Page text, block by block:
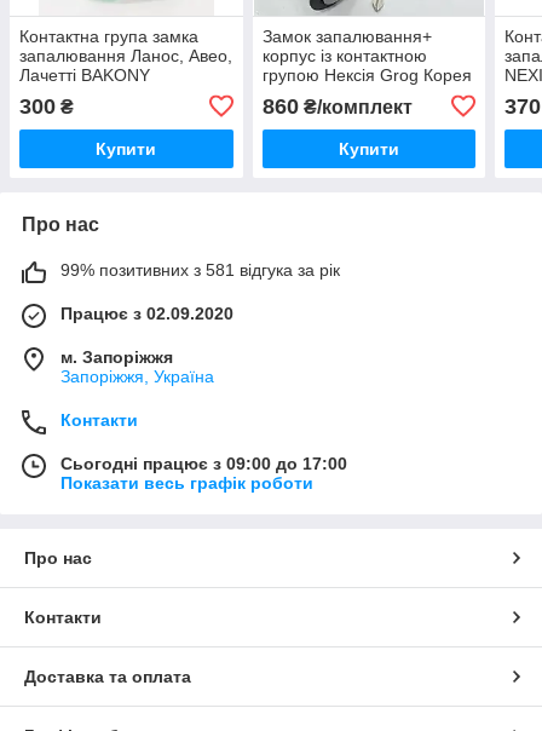
Контактна група замка
запалювання Ланос, Авео,
Лачетті BAKONY
300 ₴
Купити
Замок запалювання+
корпус із контактною
групою Нексія Grog Корея
860₴/комплект
Купити
370
Про нас
99% позитивних з 581 відгука за рік
Працює з 02.09.2020
м. Запоріжжя
Запоріжжя, Україна
Контакти
Сьогодні працює з 09:00 до 17:00
Показати весь графік роботи
Про нас
Контакти
Доставка та оплата